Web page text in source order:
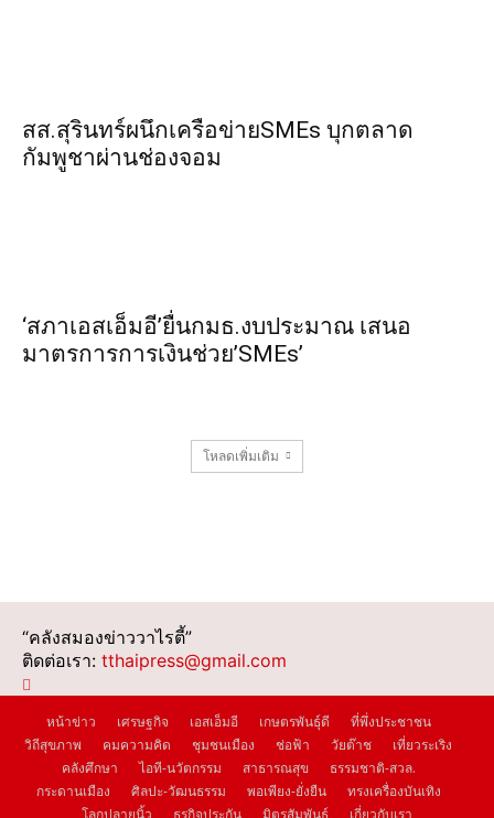
สส.สุรินทร์ผนึกเครือข่ายSMEs บุกตลาด
กัมพูชาผ่านช่องจอม
‘สภาเอสเอ็มอี’ยื่นกมธ.งบประมาณ เสนอ
มาตรการการเงินช่วย’SMEs’
โหลดเพิ่มเติม
“คลังสมองข่าววาไรตี้”
ติดต่อเรา: tthaipress@gmail.com
หน้าข่าว เศรษฐกิจ เอสเอ็มอี เกษตรพันธุ์ดี
ที่พึ่งประชาชน
วิถีสุขภาพ
คมความคิด ชุมชนเมือง ช่อฟ้า วัยต๊าช
เที่ยวระเริง
คลังศึกษา
ไอที-นวัตกรรม สาธารณสุข
ธรรมชาติ-สวล.
กระดานเมือง
ศิลปะ-วัฒนธรรม พอเพียง-ยั่งยืน
ทรงเครื่องบันเทิง
โลกปลายนิ้ว
ธุรกิจประกัน มิตรสัมพันธ์ เกี่ยวกับเรา